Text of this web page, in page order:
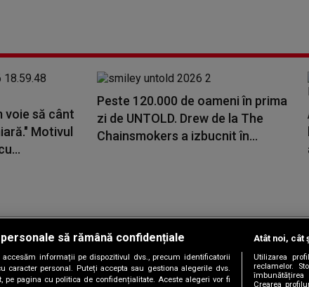
voie să cânt
Motivul
Peste 120.000 de oameni în prima
zi de UNTOLD. Drew de la The
Chainsmokers a izbucnit în...
Copyright © 2026 /
Gestionați preferințele|Termeni și condiții |Politica de
să rămână confidențiale
informații pe dispozitivul dvs., precum identificatorii
caracter personal. Puteți accepta sau gestiona alegerile dvs.
pagina cu politica de confidențialitate. Aceste alegeri vor fi
Atât noi,
Utilizarea
reclamelor.
îmbunătățirea
Crearea